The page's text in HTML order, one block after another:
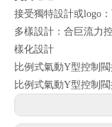
接受獨特設計或logo
多樣設計：合巨流力
樣化設計
比例式氣動Y型控制
比例式氣動Y型控制